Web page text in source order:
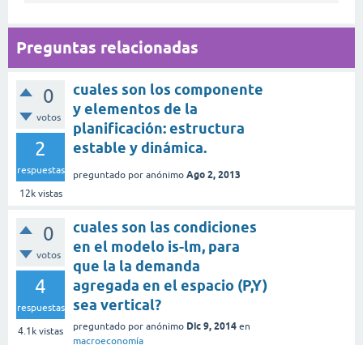
Preguntas relacionadas
0
votos
2
respuestas
12kvistas
cuales son los componente
y elementos de la
planificación: estructura
estable y dinámica.
preguntado por anónimo Ago 2, 2013
0
votos
4
respuestas
4.1k vistas
cuales son las condiciones
en el modelo is-lm, para
que la la demanda
agregada en el espacio (P,Y)
sea vertical?
preguntado por anónimo Dic 9, 2014 en
macroeconomía